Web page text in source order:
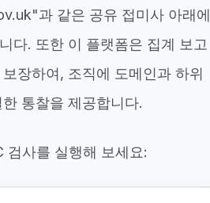
과 같은 공유 접미사 아래에
다. 또한 이 플랫폼은 집계 보고
장하여, 조직에 도메인과 하위
통찰을 제공합니다.
검사를 실행해 보세요: